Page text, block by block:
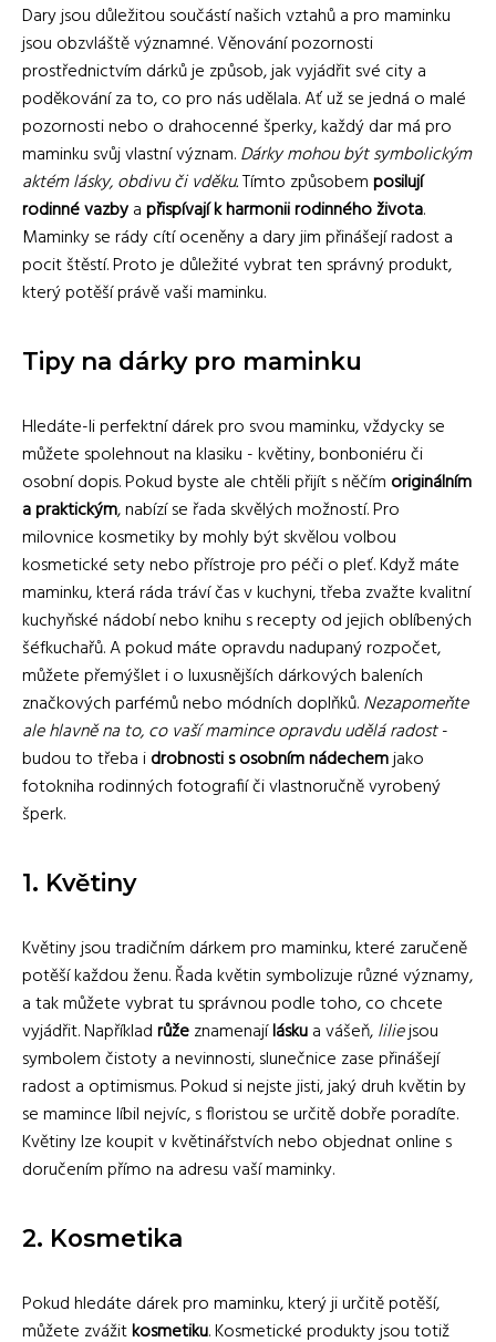
Dary jsou důležitou součástí našich vztahů a pro maminku
jsou obzvláště významné. Věnování pozornosti
prostřednictvím dárků je způsob, jak vyjádřit své city a
poděkování za to, co pro nás udělala. Ať už se jedná o malé
pozornosti nebo o drahocenné šperky, každý dar má pro
maminku svůj vlastní význam.Dárky mohou být symbolickým
aktém lásky, obdivu či vděku.Tímto způsobemposilují
rodinné vazbyapřispívají k harmonii rodinného života.
Maminky se rády cítí oceněny a dary jim přinášejí radost a
pocit štěstí. Proto je důležité vybrat ten správný produkt,
který potěší právě vaši maminku.
Tipy na dárky pro maminku
Hledáte-li perfektní dárek pro svou maminku, vždycky se
můžete spolehnout na klasiku - květiny, bonboniéru či
osobní dopis. Pokud byste ale chtěli přijít s něčím originálním
a praktickým, nabízí se řada skvělých možností. Pro
milovnice kosmetiky by mohly být skvělou volbou
kosmetické sety nebo přístroje pro péči o pleť. Když máte
maminku, která ráda tráví čas v kuchyni, třeba zvažte kvalitní
kuchyňské nádobí nebo knihu s recepty od jejich oblíbených
šéfkuchařů. A pokud máte opravdu nadupaný rozpočet,
můžete přemýšlet i o luxusnějších dárkových baleních
značkových parfémů nebo módních doplňků.Nezapomeňte
ale hlavně na to, co vaší mamince opravdu udělá radost-
budou to třeba idrobnosti s osobním nádechemjako
fotokniha rodinných fotografií či vlastnoručně vyrobený
šperk.
1. Květiny
Květiny jsou tradičním dárkem pro maminku, které zaručeně
potěší každou ženu. Řada květin symbolizuje různé významy,
a tak můžete vybrat tu správnou podle toho, co chcete
vyjádřit. Napříkladrůžeznamenajíláskua vášeň,liliejsou
symbolem čistoty a nevinnosti, slunečnice zase přinášejí
radost a optimismus. Pokud si nejste jisti, jaký druh květin by
se mamince líbil nejvíc, s floristou se určitě dobře poradíte.
Květiny lze koupit v květinářstvích nebo objednat online s
doručením přímo na adresu vaší maminky.
2. Kosmetika
Pokud hledáte dárek pro maminku, který ji určitě potěší,
můžete zvážitkosmetiku. Kosmetické produkty jsou totiž